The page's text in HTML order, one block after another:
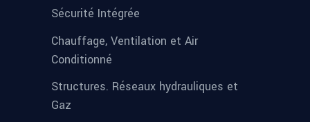
Sécurité Intégrée
Chauffage, Ventilation et Air
Conditionné
Structures. Réseaux hydrauliques et
Gaz